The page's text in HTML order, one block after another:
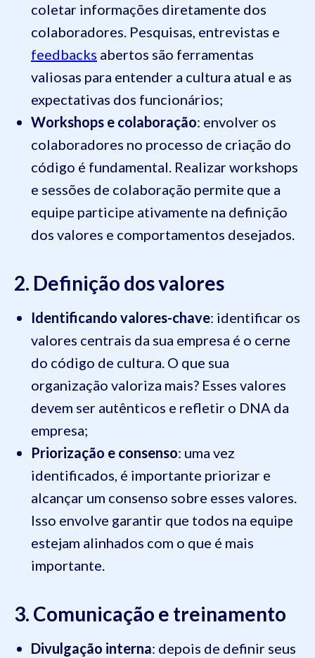
coletar informações diretamente dos
colaboradores. Pesquisas, entrevistas e
feedbacks abertos são ferramentas
valiosas para entender a cultura atual e as
expectativas dos funcionários;
Workshops e colaboração: envolver os
colaboradores no processo de criação do
código é fundamental. Realizar workshops
e sessões de colaboração permite que a
equipe participe ativamente na definição
dos valores e comportamentos desejados.
2. Definição dos valores
Identificando valores-chave: identificar os
valores centrais da sua empresa é o cerne
do código de cultura. O que sua
organização valoriza mais? Esses valores
devem ser autênticos e refletir o DNA da
empresa;
Priorização e consenso: uma vez
identificados, é importante priorizar e
alcançar um consenso sobre esses valores.
Isso envolve garantir que todos na equipe
estejam alinhados com o que é mais
importante.
3. Comunicação e treinamento
Divulgação interna: depois de definir seus